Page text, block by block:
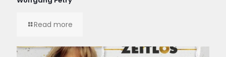
Read more